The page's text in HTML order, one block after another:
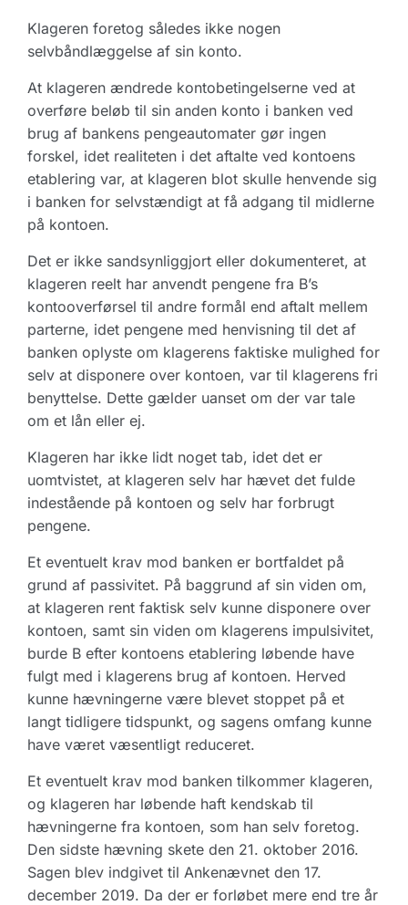
Klageren foretog således ikke nogen
selvbåndlæggelse af sin konto.
At klageren ændrede kontobetingelserne ved at
overføre beløb til sin anden konto i banken ved
brug af bankens pengeautomater gør ingen
forskel, idet realiteten i det aftalte ved kontoens
etablering var, at klageren blot skulle henvende sig
i banken for selvstændigt at få adgang til midlerne
på kontoen.
Det er ikke sandsynliggjort eller dokumenteret, at
klageren reelt har anvendt pengene fra B’s
kontooverførsel til andre formål end aftalt mellem
parterne, idet pengene med henvisning til det af
banken oplyste om klagerens faktiske mulighed for
selv at disponere over kontoen, var til klagerens fri
benyttelse. Dette gælder uanset om der var tale
om et lån eller ej.
Klageren har ikke lidt noget tab, idet det er
uomtvistet, at klageren selv har hævet det fulde
indestående på kontoen og selv har forbrugt
pengene.
Et eventuelt krav mod banken er bortfaldet på
grund af passivitet. På baggrund af sin viden om,
at klageren rent faktisk selv kunne disponere over
kontoen, samt sin viden om klagerens impulsivitet,
burde B efter kontoens etablering løbende have
fulgt med i klagerens brug af kontoen. Herved
kunne hævningerne være blevet stoppet på et
langt tidligere tidspunkt, og sagens omfang kunne
have været væsentligt reduceret.
Et eventuelt krav mod banken tilkommer klageren,
og klageren har løbende haft kendskab til
hævningerne fra kontoen, som han selv foretog.
Den sidste hævning skete den 21. oktober 2016.
Sagen blev indgivet til Ankenævnet den 17.
december 2019. Da der er forløbet mere end tre år